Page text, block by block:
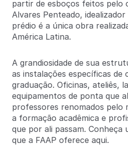
partir de esboços feitos pelo
Alvares Penteado,
prédio é a única obra
América Latina.
A grandiosidade de sua
as instalações específicas de
graduação. Oficinas, ateliês,
equipamentos de ponta que
professores renomados pelo
a formação acadêmica e
que por ali passam. Conheça
que a FAAP oferece aqui.